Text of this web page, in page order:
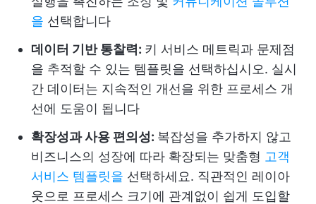
을 선택합니다
데이터 기반 통찰력: 키 서비스 메트릭과 문제점
을 추적할 수 있는 템플릿을 선택하십시오. 실시
간 데이터는 지속적인 개선을 위한 프로세스 개
선에 도움이 됩니다
확장성과 사용 편의성: 복잡성을 추가하지 않고
비즈니스의 성장에 따라 확장되는 맞춤형 고객
서비스 템플릿을 선택하세요. 직관적인 레이아
웃으로 프로세스 크기에 관계없이 쉽게 도입할